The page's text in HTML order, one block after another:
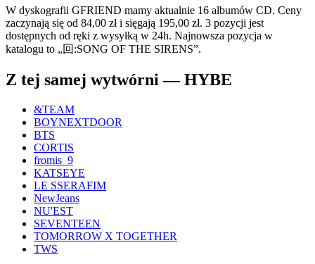
W dyskografii GFRIEND mamy aktualnie 16 albumów CD. Ceny
zaczynają się od 84,00 zł i sięgają 195,00 zł. 3 pozycji jest
dostępnych od ręki z wysyłką w 24h. Najnowsza pozycja w
katalogu to „回:SONG OF THE SIRENS”.
Z tej samej wytwórni — HYBE
&TEAM
BOYNEXTDOOR
BTS
CORTIS
fromis_9
KATSEYE
LE SSERAFIM
NewJeans
NU'EST
SEVENTEEN
TOMORROW X TOGETHER
TWS